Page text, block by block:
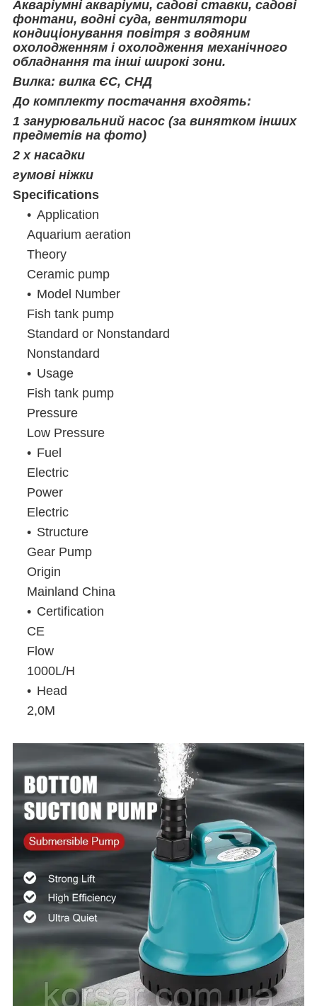
Акваріумні акваріуми, садові ставки, садові
фонтани, водні суда, вентилятори
кондиціонування повітря з водяним
охолодженням і охолодження механічного
обладнання та інші широкі зони.
Вилка: вилка ЄС, СНД
До комплекту постачання входять:
1 занурювальний насос (за винятком інших
предметів на фото)
2 х насадки
гумові ніжки
Specifications
Application
Aquarium aeration
Theory
Ceramic pump
Model Number
Fish tank pump
Standard or Nonstandard
Nonstandard
Usage
Fish tank pump
Pressure
Low Pressure
Fuel
Electric
Power
Electric
Structure
Gear Pump
Origin
Mainland China
Certification
CE
Flow
1000L/H
Head
2,0M